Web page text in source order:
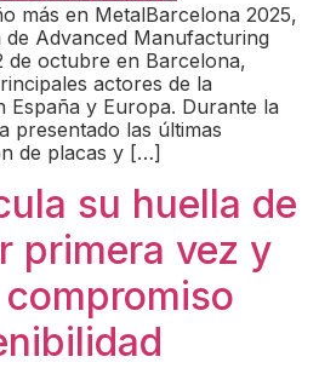
más en MetalBarcelona 2025,
Advanced Manufacturing
de octubre en Barcelona,
actores de la
España y Europa. Durante la
presentado las últimas
de placas y […]
su huella de
primera vez y